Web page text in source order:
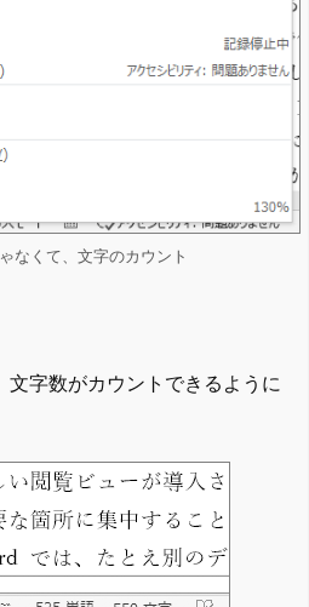
なくて、文字のカウント
文字数がカウントできるように